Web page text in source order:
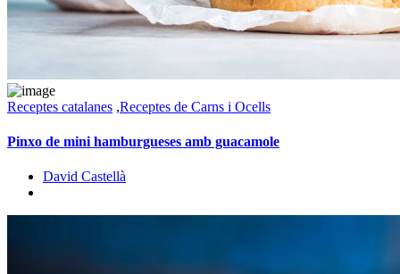
Receptes catalanes ,Receptes de Carns i Ocells
Pinxo de mini hamburgueses amb guacamole
David Castellà